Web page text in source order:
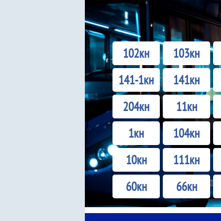
102кн
103кн
141-1кн
141кн
204кн
11кн
1кн
104кн
10кн
111кн
60кн
66кн